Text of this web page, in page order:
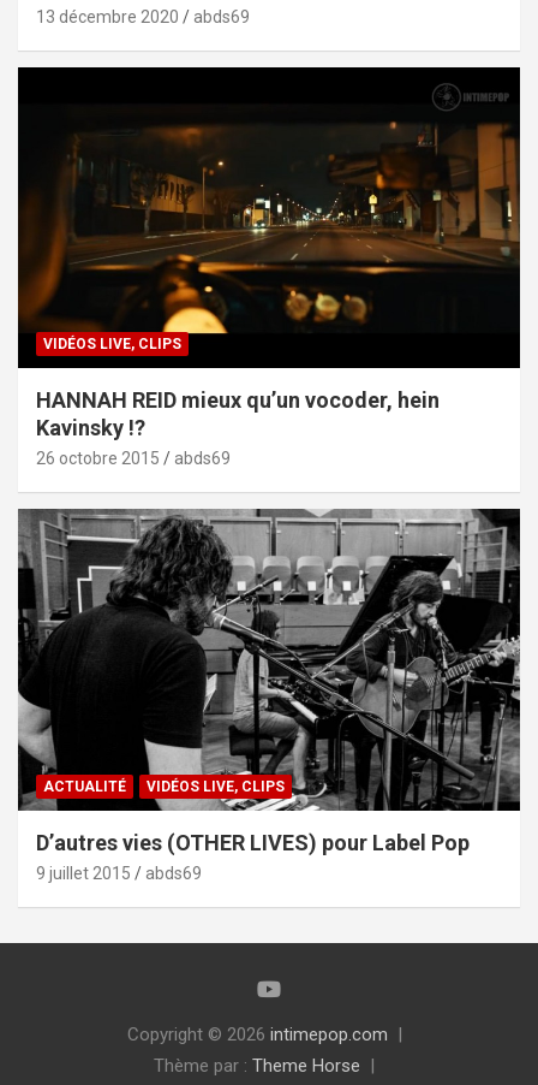
13 décembre 2020 abds69
VIDÉOS LIVE, CLIPS
HANNAH REID mieux qu’un vocoder, hein
Kavinsky !?
26 octobre 2015 abds69
ACTUALITÉ VIDÉOS LIVE, CLIPS
D’autres vies (OTHER LIVES) pour Label Pop
9 juillet 2015 abds69
Copyright © 2026 intimepop.com
Thème par : Theme Horse